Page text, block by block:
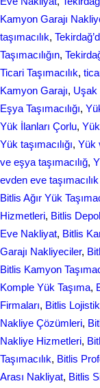
Kamyon Garajı
taşımacılık,
Taşımacılığın,
Ticari Taşımacılık,
Kamyon Garajı, Uşak
Eşya Taşımacılığı,
Yük İlanları Çorlu,
Yük taşımacılığı, Yük
ve eşya taşımacılığ,
evden еvе taşımacılık
Bitlis Ağır Yük
Hizmetleri, Bitlis
Eve Nakliyat, Bitlis
Garajı Nakliyeciler,
Bitlis Kamyon
Komple Yük Taşıma,
Firmaları, Bitlis
Nakliye Çözümleri,
Nakliye Hizmetleri,
Taşımacılık, Bitlis
Arası Nakliyat, Bitlis